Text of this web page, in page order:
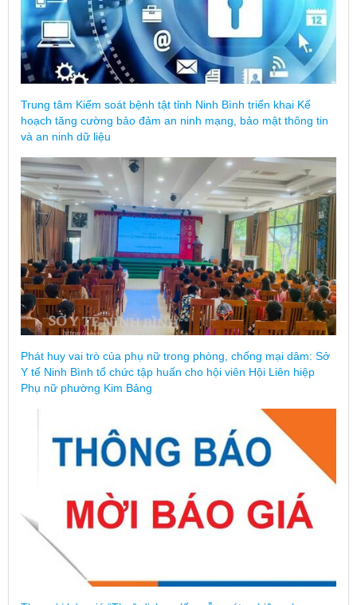
Trung tâm Kiểm soát bệnh tật tỉnh Ninh Bình triển khai Kế
hoạch tăng cường bảo đảm an ninh mạng, bảo mật thông tin
và an ninh dữ liệu
Phát huy vai trò của phụ nữ trong phòng, chống mại dâm: Sở
Y tế Ninh Bình tổ chức tập huấn cho hội viên Hội Liên hiệp
Phụ nữ phường Kim Bảng